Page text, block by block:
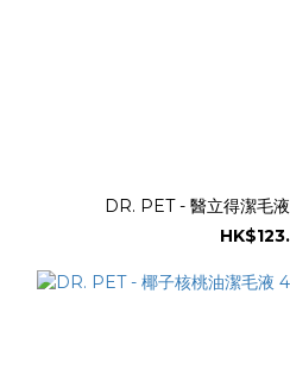
DR. PET - 醫立得潔毛